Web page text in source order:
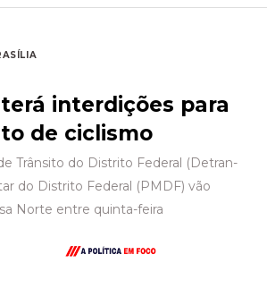
interdições para
de ciclismo
Trânsito do Distrito Federal (Detran-
do Distrito Federal (PMDF) vão
Norte entre quinta-feira